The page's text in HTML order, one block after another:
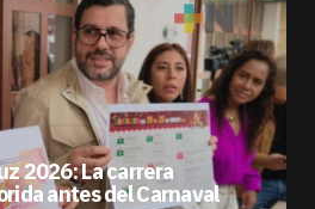
2026: La carrera
antes del Carnaval